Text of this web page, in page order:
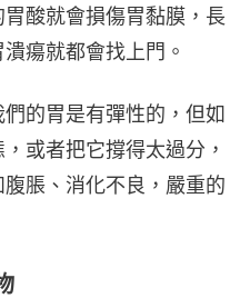
酸就會損傷胃黏膜，長
瘍就都會找上門。
的胃是有彈性的，但如
或者把它撐得太過分，
脹、消化不良，嚴重的